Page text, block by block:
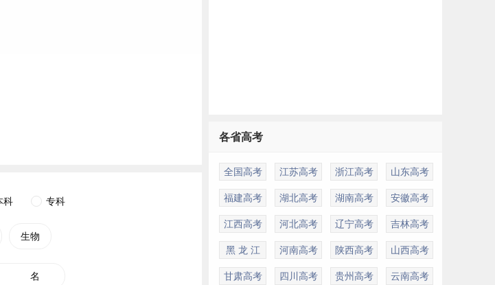
制度；
级中等教育学校
科 专科
生物
名
各省高考
全国高考 江苏高考 浙江高考 山东高考
福建高考 湖北高考 湖南高考 安徽高考
江西高考 河北高考 辽宁高考 吉林高考
黑 龙 江 河南高考 陕西高考 山西高考
甘肃高考 四川高考 贵州高考 云南高考